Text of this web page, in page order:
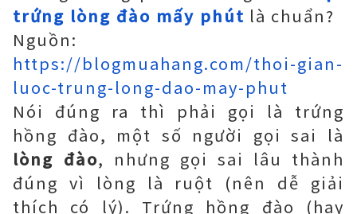
trứng lòng đào mấy phút là chuẩn?
Nguồn:
https://blogmuahang.com/thoi-gian-
luoc-trung-long-dao-may-phut
Nói đúng ra thì phải gọi là trứng
hồng đào, một số người gọi sai là
lòng đào, nhưng gọi sai lâu thành
đúng vì lòng là ruột (nên dễ giải
thích có lý). Trứng hồng đào (hay